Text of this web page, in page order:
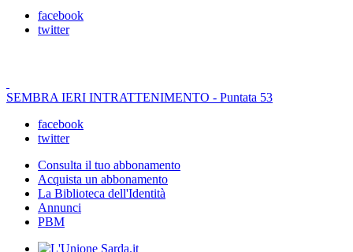
facebook
twitter
SEMBRA IERI INTRATTENIMENTO - Puntata 53
facebook
twitter
Consulta il tuo abbonamento
Acquista un abbonamento
La Biblioteca dell'Identità
Annunci
PBM